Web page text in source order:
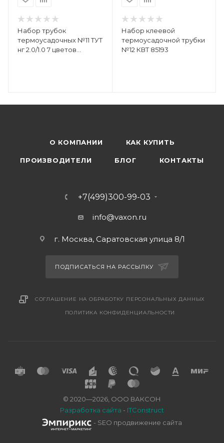
Набор трубок
термоусадочных №11 ТУТ
нг 2.0/1.0 7 цветов
Набор клеевой
термоусадочной трубки
№12 КВТ 85193
О КОМПАНИИ КАК КУПИТЬ
ПРОИЗВОДИТЕЛИ БЛОГ КОНТАКТЫ
+7(499)300-99-03
info@vaxon.ru
г. Москва, Саратовская улица 8/1
ПОДПИСАТЬСЯ НА РАССЫЛКУ
СОГЛАШЕНИЕ НА ОБРАБОТКУ ПЕРСОНАЛЬНЫХ ДАННЫХ
ПОЛИТИКА КОНФИДЕНЦИАЛЬНОСТИ
© 2020—2026, ООО ВАКСОН
Разработка сайта - ITConstruct
- SEO продвижение сайта